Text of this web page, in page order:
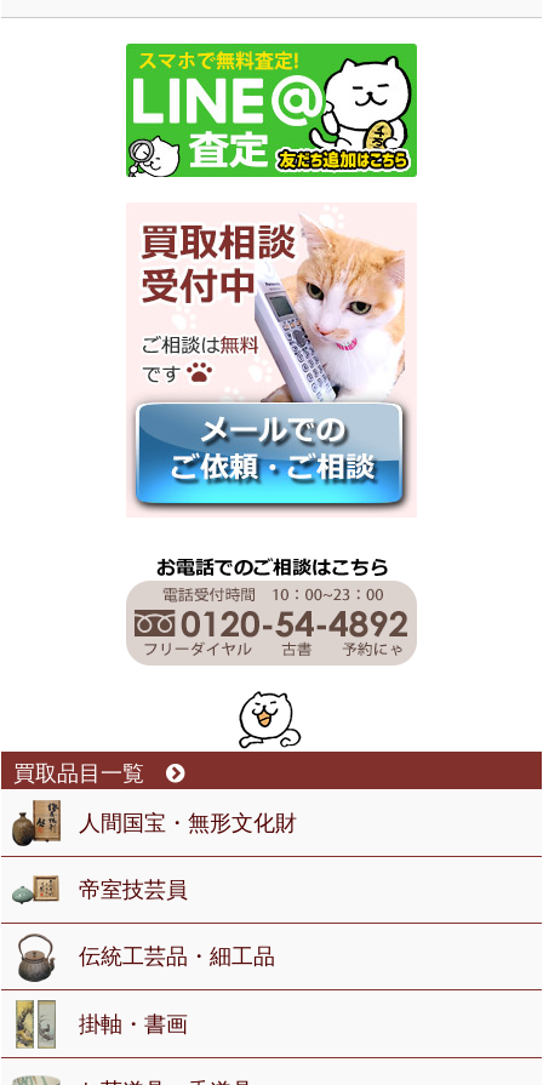
買取品目一覧
人間国宝・無形文化財
帝室技芸員
伝統工芸品・細工品
掛軸・書画